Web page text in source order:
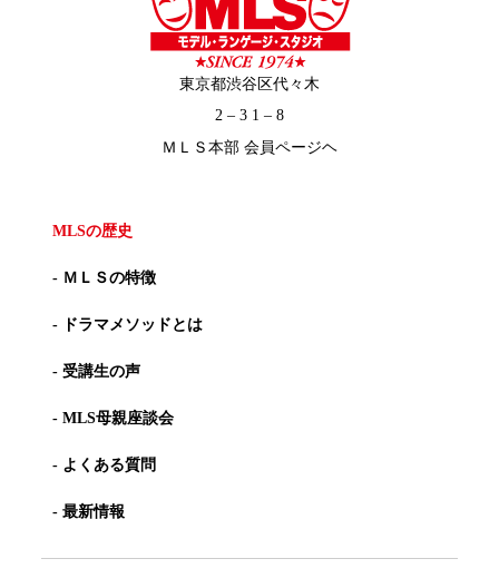
東京都渋谷区代々木
2 – 3 1 – 8
ＭＬＳ本部 会員ページヘ
MLSの歴史
- ＭＬＳの特徴
- ドラマメソッドとは
- 受講生の声
- MLS母親座談会
- よくある質問
- 最新情報